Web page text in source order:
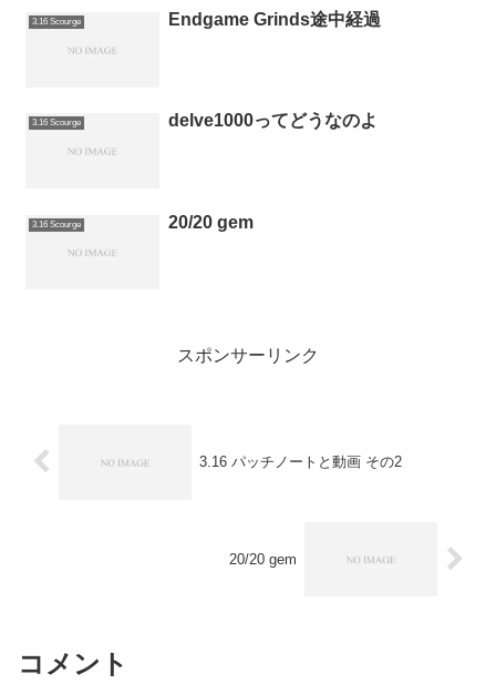
3.16 Scourge Endgame Grinds途中経過
3.16 Scourge delve1000ってどうなのよ
3.16 Scourge 20/20 gem
スポンサーリンク
3.16 パッチノートと動画 その2
20/20 gem
コメント